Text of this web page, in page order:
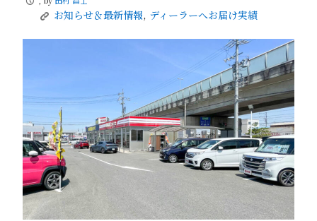
K お知らせ＆最新情報, ディーラーへお届け実績